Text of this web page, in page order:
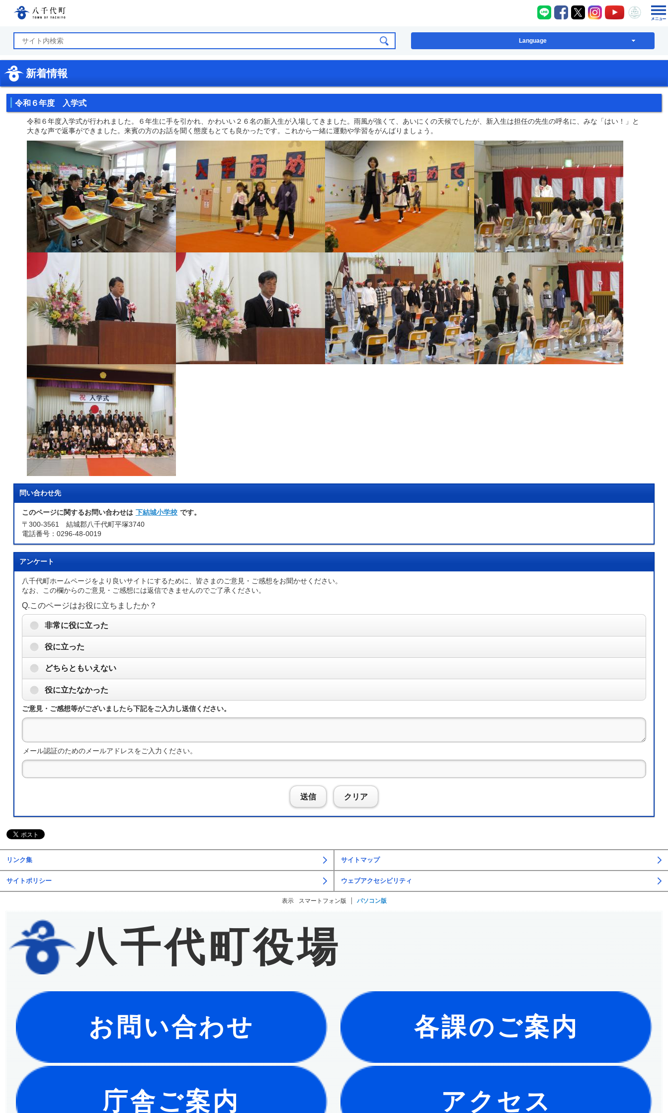
八千代町LINE
八千代町Facebook
八千代町X八千代町Instagram
八千代町八千代
Language
新着情報
令和６年度 入学式
令和６年度入学式が行われました。６年生に手を引かれ、かわいい２６名の新入生が入場してきました。雨風が強くて、あいにくの天候でしたが、新入生は担任の先生の呼名に、みな「はい！」と
大きな声で返事ができました。来賓の方のお話を聞く態度もとても良かったです。これから一緒に運動や学習をがんばりましょう。
問い合わせ先
このページに関するお問い合わせは 下結城小学校 です。
〒300-3561 結城郡八千代町平塚3740
電話番号：0296-48-0019
アンケート
八千代町ホームページをより良いサイトにするために、皆さまのご意見・ご感想をお聞かせください。
なお、この欄からのご意見・ご感想には返信できませんのでご了承ください。
Q.このページはお役に立ちましたか？
非常に役に立った
役に立った
どちらともいえない
役に立たなかった
ご意見・ご感想等がございましたら下記をご入力し送信ください。
メール認証のためのメールアドレスをご入力ください。
送信 クリア
リンク集 サイトマップ
サイトポリシー ウェブアクセシビリティ
表示 スマートフォン版 パソコン版
八千代町役場
お問い合わせ 各課のご案内
庁舎ご案内 アクセス